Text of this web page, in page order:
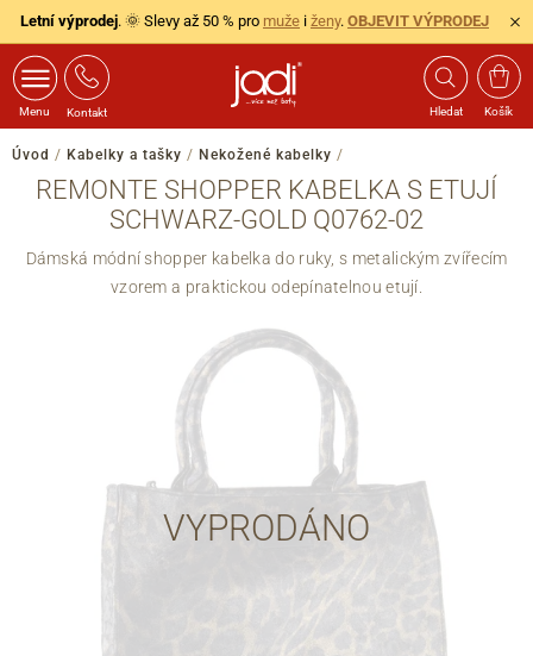
Letní výprodej. 🌞 Slevy až 50 % pro muže i ženy. OBJEVIT VÝPRODEJ
Menu Kontakt Hledat Košík
Úvod / Kabelky a tašky / Nekožené kabelky /
REMONTE SHOPPER KABELKA S ETUJÍ
SCHWARZ-GOLD Q0762-02
Dámská módní shopper kabelka do ruky, s metalickým zvířecím
vzorem a praktickou odepínatelnou etují.
VYPRODÁNO